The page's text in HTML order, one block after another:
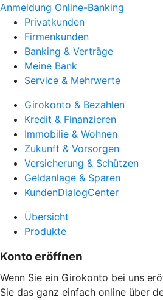
Anmeldung Online-Banking
Privatkunden
Firmenkunden
Banking & Verträge
Meine Bank
Service & Mehrwerte
Girokonto & Bezahlen
Kredit & Finanzieren
Immobilie & Wohnen
Zukunft & Vorsorgen
Versicherung & Schützen
Geldanlage & Sparen
KundenDialogCenter
Übersicht
Produkte
Konto eröffnen
Wenn Sie ein Girokonto bei uns
Sie das ganz einfach online über